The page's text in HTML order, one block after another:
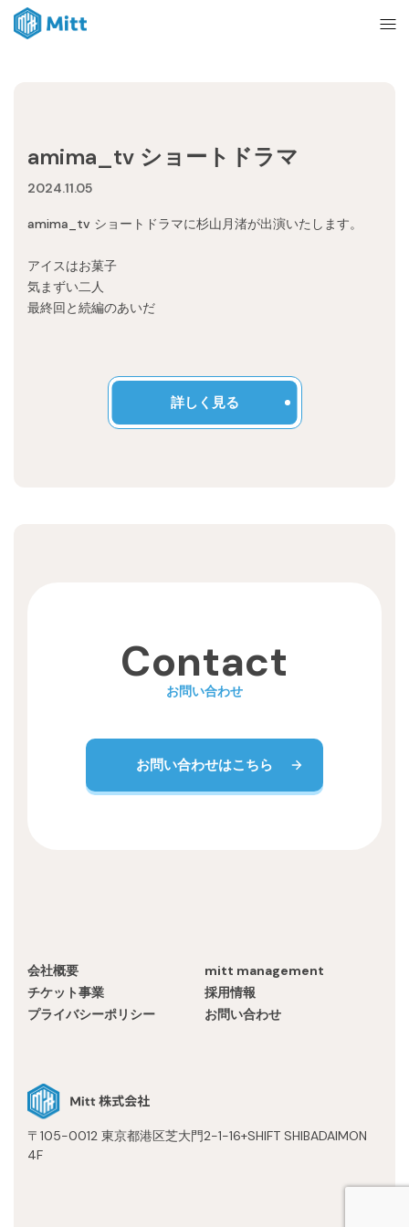
News
About
Recruit
amima_tv ショートドラマ
2024.11.05
amima_tv ショートドラマに杉山月渚が出演いたします。
アイスはお菓子
気まずい二人
最終回と続編のあいだ
詳しく見る
Contact
お問い合わせ
お問い合わせはこちら
会社概要
mitt management
チケット事業
採用情報
プライバシーポリシー
お問い合わせ
〒105-0012 東京都港区芝大門2-1-16+SHIFT SHIBADAIMON
4F